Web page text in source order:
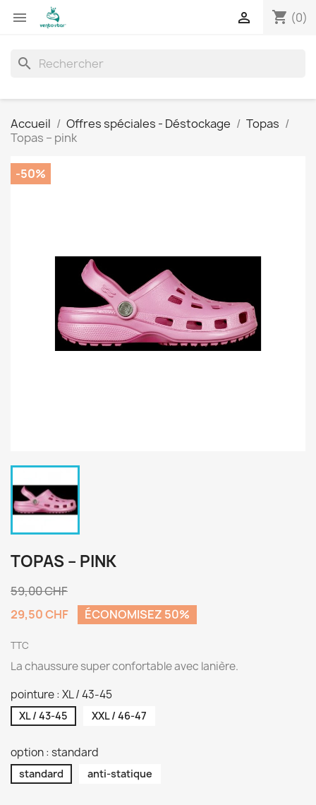
 shopping_cart (0)

search
Accueil Offres spéciales - Déstockage
Topas
Topas – pink
-50%
TOPAS – PINK
59,00 CHF
29,50 CHF
ÉCONOMISEZ 50%
TTC
La chaussure super confortable avec lanière.
pointure : XL / 43-45
XL / 43-45 XXL / 46-47
option : standard
standard anti-statique